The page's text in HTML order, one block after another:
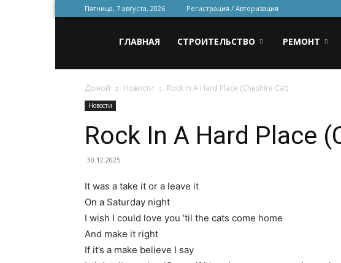
Пятница, 7 августа, 2026 Регистрация / Авторизация
для
строительства
и
ремонта
ГЛАВНАЯ СТРОИТЕЛЬСТВО РЕМОНТ
Домой Новости Rock In A Hard Place (Cheshire Cat)
Новости
Rock In A Hard Place
30.12.2025
It was a take it or a leave it
On a Saturday night
I wish I could love you ’til the cats come home
And make it right
If it’s a make believe I say